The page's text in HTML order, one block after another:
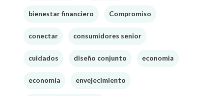
bienestar financiero Compromiso
conectar consumidores senior
cuidados diseño conjunto economia
economía envejecimiento